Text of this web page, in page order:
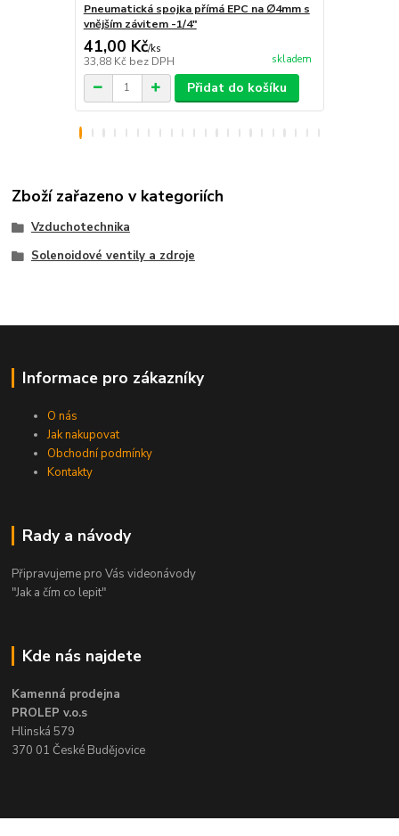
Pneumatická spojka přímá EPC na ∅4mm s
vnějším závitem -1/4"
41,00 Kč/ks
33,88 Kč bez DPH skladem
Přidat do košíku
Zboží zařazeno v kategoriích
Vzduchotechnika
Solenoidové ventily a zdroje
Informace pro zákazníky
O nás
Jak nakupovat
Obchodní podmínky
Kontakty
Rady a návody
Připravujeme pro Vás videonávody
"Jak a čím co lepit"
Kde nás najdete
Kamenná prodejna
PROLEP v.o.s
Hlinská 579
370 01 České Budějovice